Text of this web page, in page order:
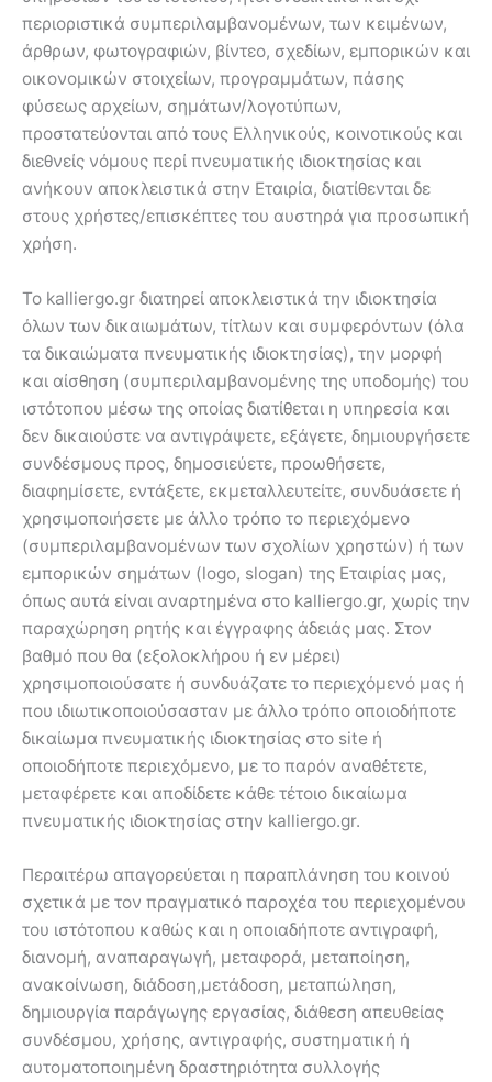
περιοριστικά συμπεριλαμβανομένων, των κειμένων,
άρθρων, φωτογραφιών, βίντεο, σχεδίων, εμπορικών και
οικονομικών στοιχείων, προγραμμάτων, πάσης
φύσεως αρχείων, σημάτων/λογοτύπων,
προστατεύονται από τους Ελληνικούς, κοινοτικούς και
διεθνείς νόμους περί πνευματικής ιδιοκτησίας και
ανήκουν αποκλειστικά στην Εταιρία, διατίθενται δε
στους χρήστες/επισκέπτες του αυστηρά για προσωπική
χρήση.
To kalliergo.gr διατηρεί αποκλειστικά την ιδιοκτησία
όλων των δικαιωμάτων, τίτλων και συμφερόντων (όλα
τα δικαιώματα πνευματικής ιδιοκτησίας), την μορφή
και αίσθηση (συμπεριλαμβανομένης της υποδομής) του
ιστότοπου μέσω της οποίας διατίθεται η υπηρεσία και
δεν δικαιούστε να αντιγράψετε, εξάγετε, δημιουργήσετε
συνδέσμους προς, δημοσιεύετε, προωθήσετε,
διαφημίσετε, εντάξετε, εκμεταλλευτείτε, συνδυάσετε ή
χρησιμοποιήσετε με άλλο τρόπο το περιεχόμενο
(συμπεριλαμβανομένων των σχολίων χρηστών) ή των
εμπορικών σημάτων (logo, slogan) της Εταιρίας μας,
όπως αυτά είναι αναρτημένα στο kalliergo.gr, χωρίς την
παραχώρηση ρητής και έγγραφης άδειάς μας. Στον
βαθμό που θα (εξολοκλήρου ή εν μέρει)
χρησιμοποιούσατε ή συνδυάζατε το περιεχόμενό μας ή
που ιδιωτικοποιούσασταν με άλλο τρόπο οποιοδήποτε
δικαίωμα πνευματικής ιδιοκτησίας στο site ή
οποιοδήποτε περιεχόμενο, με το παρόν αναθέτετε,
μεταφέρετε και αποδίδετε κάθε τέτοιο δικαίωμα
πνευματικής ιδιοκτησίας στην kalliergo.gr.
Περαιτέρω απαγορεύεται η παραπλάνηση του κοινού
σχετικά με τον πραγματικό παροχέα του περιεχομένου
του ιστότοπου καθώς και η οποιαδήποτε αντιγραφή,
διανομή, αναπαραγωγή, μεταφορά, μεταποίηση,
ανακοίνωση, διάδοση,μετάδοση, μεταπώληση,
δημιουργία παράγωγης εργασίας, διάθεση απευθείας
συνδέσμου, χρήσης, αντιγραφής, συστηματική ή
αυτοματοποιημένη δραστηριότητα συλλογής